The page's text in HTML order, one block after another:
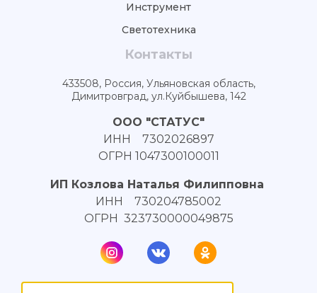
Инструмент
Светотехника
Контакты
433508, Россия, Ульяновская область,
Димитровград, ул.Куйбышева, 142
ООО "СТАТУС"
ИНН 7302026897
ОГРН 1047300100011
ИП Козлова Наталья Филипповна
ИНН 730204785002
ОГРН 323730000049875